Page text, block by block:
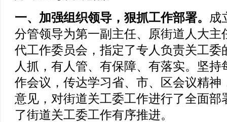
一、加强组织领导，狠抓工作部署。 成
分管领导为第一副主任、原街道人大
代工作委员会，指定了专人负责关工
人抓，有人管、有保障、有落实。坚
作会议，传达学习省、市、区会议精
意见，对街道关工委工作进行了全面
了街道关工委工作有序推进。